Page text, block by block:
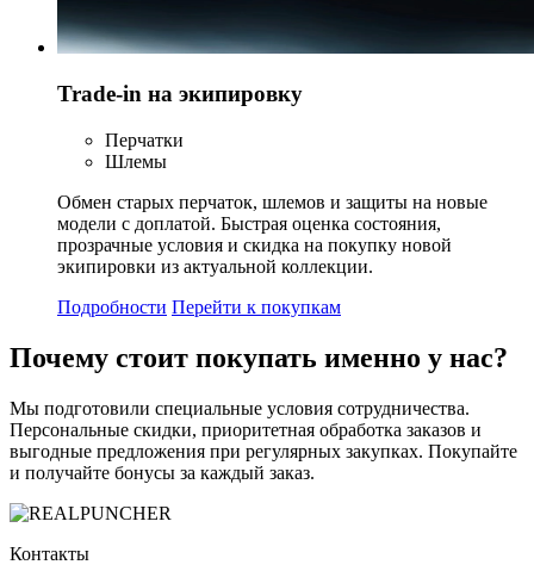
Trade-in на экипировку
Перчатки
Шлемы
Обмен старых перчаток, шлемов и защиты на новые
модели с доплатой. Быстрая оценка состояния,
прозрачные условия и скидка на покупку новой
экипировки из актуальной коллекции.
Подробности Перейти к покупкам
Почему стоит покупать именно у нас?
Мы подготовили специальные условия сотрудничества.
Персональные скидки, приоритетная обработка заказов и
выгодные предложения при регулярных закупках. Покупайте
и получайте бонусы за каждый заказ.
Контакты